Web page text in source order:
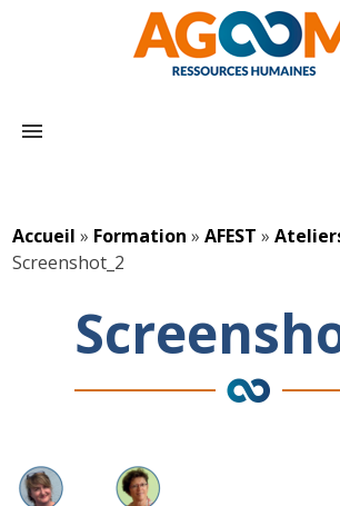
menu
Accueil » Formation »AFEST »
Screenshot_2